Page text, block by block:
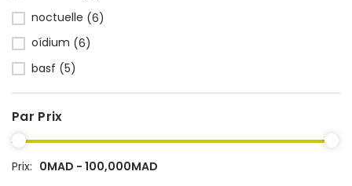
noctuelle (6)
oídium (6)
basf (5)
Par Prix
Prix: 0MAD - 100,000MAD